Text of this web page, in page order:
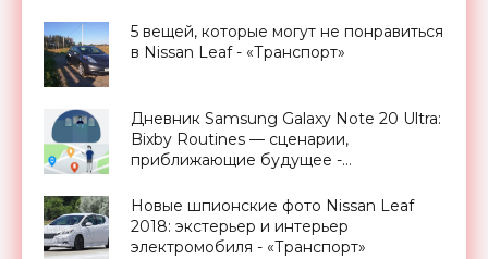
5 вещей, которые могут не понравиться
в Nissan Leaf - «Транспорт»
Дневник Samsung Galaxy Note 20 Ultra:
Bixby Routines — сценарии,
приближающие будущее -
Новые шпионские фото Nissan Leaf
2018: экстерьер и интерьер
электромобиля - «Транспорт»